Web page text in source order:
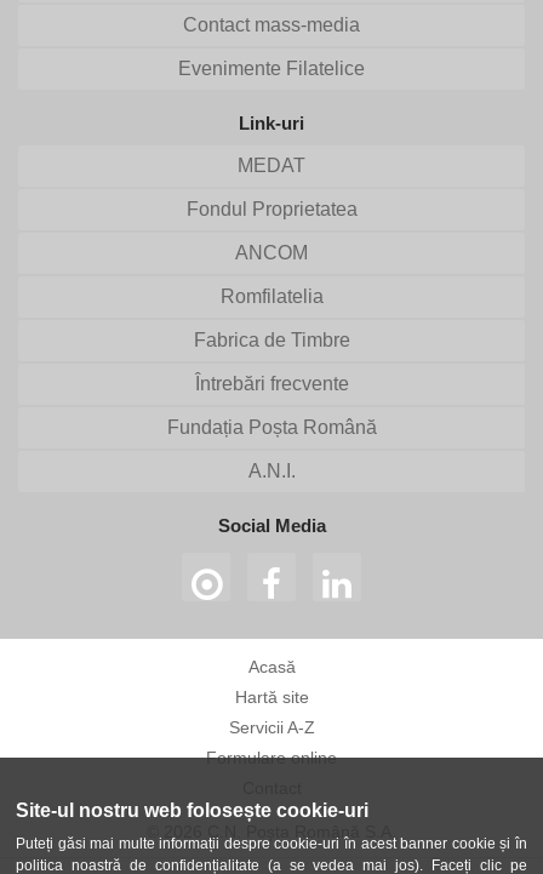
Site-ul nostru web folosește cookie-uri
Puteți găsi mai multe informații despre cookie-uri în acest banner cookie și în
politica noastră de confidențialitate (a se vedea mai jos). Faceți clic pe
Contact mass-media
Evenimente Filatelice
Link-uri
MEDAT
Fondul Proprietatea
ANCOM
Romfilatelia
Fabrica de Timbre
Întrebări frecvente
Fundația Poșta Română
A.N.I.
Social Media
Acasă
Hartă site
Servicii A-Z
Formulare online